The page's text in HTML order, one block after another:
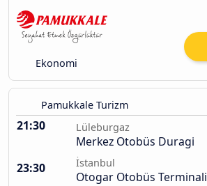
Ekonomi
Pamukkale Turizm
21:30 Lüleburgaz
Merkez Otobüs Duragi
23:30
İstanbul
Otogar Otobüs Terminali